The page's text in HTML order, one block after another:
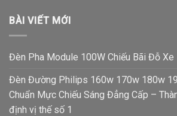
BÀI VIẾT MỚI
Đèn Pha Module 100W Chiếu Bãi Đỗ Xe
Đèn Đường Philips 160w 170w 180w
Chuẩn Mực Chiếu Sáng Đẳng Cấp –
định vị thế số 1